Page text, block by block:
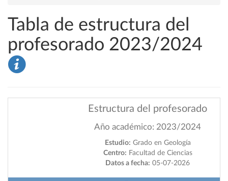
Tabla de estructura del
profesorado 2023/2024
Estructura del profesorado
Año académico: 2023/2024
Estudio: Grado en Geología
Centro: Facultad de Ciencias
Datos a fecha: 05-07-2026